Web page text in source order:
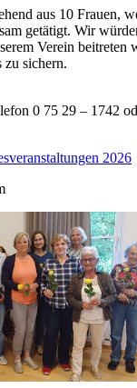
aus 10 Frauen,
getätigt. Wir
Verein beitreten
zu sichern.
0 75 29 – 1742
2026